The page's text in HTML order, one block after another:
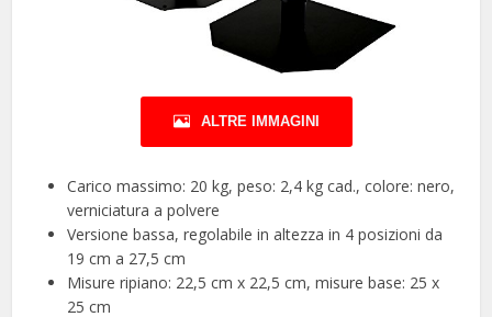
ALTRE IMMAGINI
Carico massimo: 20 kg, peso: 2,4 kg cad., colore: nero,
verniciatura a polvere
Versione bassa, regolabile in altezza in 4 posizioni da
19 cm a 27,5 cm
Misure ripiano: 22,5 cm x 22,5 cm, misure base: 25 x
25 cm